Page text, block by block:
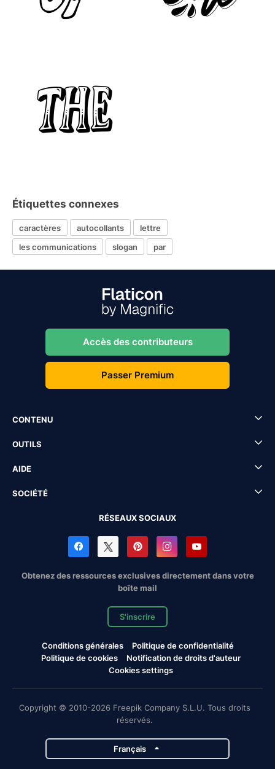
Étiquettes connexes
caractères autocollants
lettre
les communications
slogan par
Accès des contributeurs
Passer Premium
CONTENU
OUTILS
AIDE
SOCIÉTÉ
RÉSEAUX SOCIAUX
Obtenez des ressources exclusives directement dans votre
boîte mail
S'inscrire
Conditions générales
Politique de confidentialité
Politique de cookies
Notification de droits d'auteur
Cookies settings
Copyright © 2010-2026 Freepik Company S.L.U. Tous droits
réservés.
Français